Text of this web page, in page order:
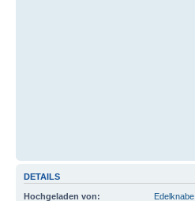
DETAILS
Hochgeladen von:
Edelknabe